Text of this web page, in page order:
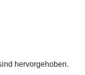
hervorgehoben.